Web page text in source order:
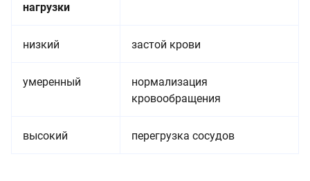
нагрузки
низкий застой крови
умеренный
нормализация
кровообращения
высокий перегрузка сосудов